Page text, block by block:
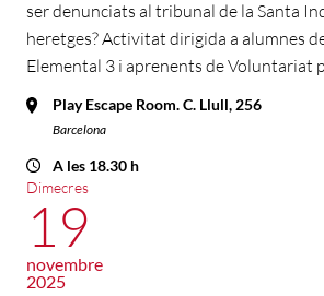
ser denunciats al tribunal de la Santa
heretges? Activitat dirigida a alumnes
Elemental 3 i aprenents de Voluntariat
Play Escape Room. C. Llull, 256
Barcelona
A les 18.30 h
Dimecres
19
novembre
2025